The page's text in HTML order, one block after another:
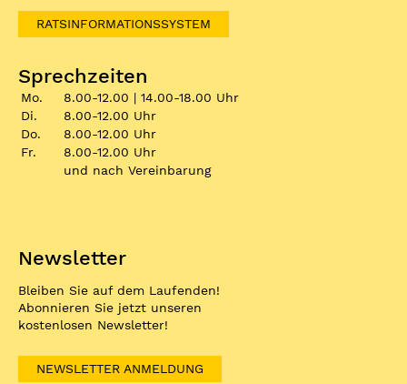
RATSINFORMATIONSSYSTEM
Sprechzeiten
Mo.
8.00-12.00 | 14.00-18.00 Uhr
Di.
8.00-12.00 Uhr
Do.
8.00-12.00 Uhr
Fr.
8.00-12.00 Uhr
und nach Vereinbarung
Newsletter
Bleiben Sie auf dem Laufenden!
Abonnieren Sie jetzt unseren
kostenlosen Newsletter!
NEWSLETTER ANMELDUNG